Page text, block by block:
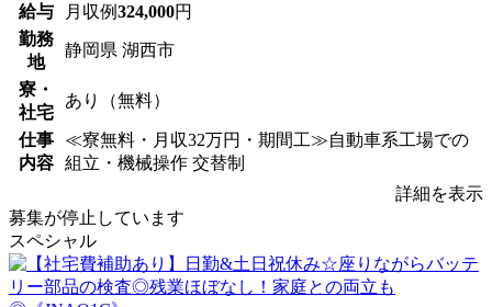
給与 月収例324,000円
勤務
地
静岡県 湖西市
寮・
社宅
あり（無料）
仕事
内容
≪寮無料・月収32万円・期間工≫自動車系工場での
組立・機械操作 交替制
詳細を表示
募集が停止しています
スペシャル